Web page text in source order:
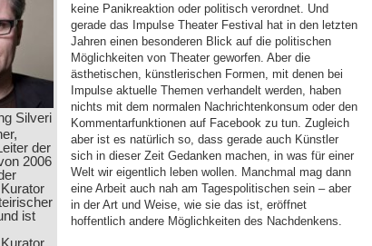
Silveri
der
2006
ist
keine Panikreaktion oder politisch verordnet. Und
gerade das Impulse Theater Festival hat in den letzten
Jahren einen besonderen Blick auf die politischen
Möglichkeiten von Theater geworfen. Aber die
ästhetischen, künstlerischen Formen, mit denen bei
Impulse aktuelle Themen verhandelt werden, haben
nichts mit dem normalen Nachrichtenkonsum oder den
Kommentarfunktionen auf Facebook zu tun. Zugleich
aber ist es natürlich so, dass gerade auch Künstler
sich in dieser Zeit Gedanken machen, in was für einer
Welt wir eigentlich leben wollen. Manchmal mag dann
eine Arbeit auch nah am Tagespolitischen sein – aber
in der Art und Weise, wie sie das ist, eröffnet
hoffentlich andere Möglichkeiten des Nachdenkens.